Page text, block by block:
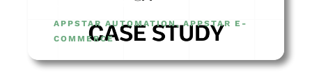
APPSTAR AUTOMATION,APPSTAR E-
COMMERCE